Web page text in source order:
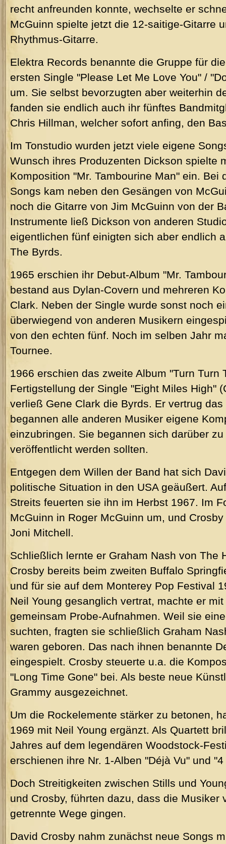
recht anfreunden konnte, wechselte er
McGuinn spielte jetzt die 12-saitige-Gitarre
Rhythmus-Gitarre.
Elektra Records benannte die Gruppe für
ersten Single "Please Let Me Love You" /
um. Sie selbst bevorzugten aber weiterhin
fanden sie endlich auch ihr fünftes
Chris Hillman, welcher sofort anfing, den
Im Tonstudio wurden jetzt viele eigene
Wunsch ihres Produzenten Dickson spielte
Komposition "Mr. Tambourine Man" ein. Bei
Songs kam neben den Gesängen von
noch die Gitarre von Jim McGuinn von der
Instrumente ließ Dickson von anderen
eigentlichen fünf einigten sich aber endlich
The Byrds.
1965 erschien ihr Debut-Album "Mr.
bestand aus Dylan-Covern und mehreren
Clark. Neben der Single wurde sonst noch
überwiegend von anderen Musikern
von den echten fünf. Noch im selben Jahr
Tournee.
1966 erschien das zweite Album "Turn Turn
Fertigstellung der Single "Eight Miles High"
verließ Gene Clark die Byrds. Er vertrug
begannen alle anderen Musiker eigene
einzubringen. Sie begannen sich darüber
veröffentlicht werden sollten.
Entgegen dem Willen der Band hat sich
politische Situation in den USA geäußert.
Streits feuerten sie ihn im Herbst 1967. Im
McGuinn in Roger McGuinn um, und
Joni Mitchell.
Schließlich lernte er Graham Nash von The
Crosby bereits beim zweiten Buffalo
und für sie auf dem Monterey Pop Festival
Neil Young gesanglich vertrat, machte er
gemeinsam Probe-Aufnahmen. Weil sie
suchten, fragten sie schließlich Graham
waren geboren. Das nach ihnen benannte
eingespielt. Crosby steuerte u.a. die
"Long Time Gone" bei. Als beste neue
Grammy ausgezeichnet.
Um die Rockelemente stärker zu betonen,
1969 mit Neil Young ergänzt. Als Quartett
Jahres auf dem legendären Woodstock-
erschienen ihre Nr. 1-Alben "Déjà Vu" und
Doch Streitigkeiten zwischen Stills und
und Crosby, führten dazu, dass die Musiker
getrennte Wege gingen.
David Crosby nahm zunächst neue Songs